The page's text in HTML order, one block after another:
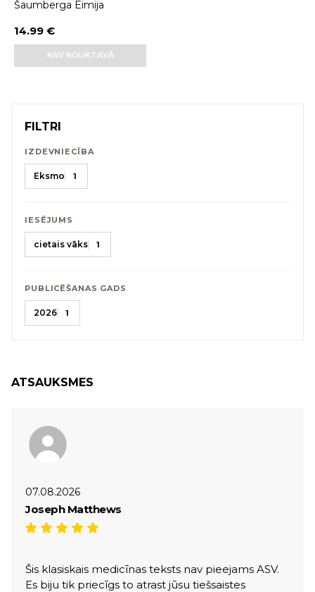
FILTRI
IZDEVNIECĪBA
Eksmo 1
IESĒJUMS
cietais vāks 1
PUBLICĒŠANAS GADS
2026 1
ATSAUKSMES
07.08.2026
Joseph Matthews
Šis klasiskais medicīnas teksts nav pieejams ASV.
Es biju tik priecīgs to atrast jūsu tiešsaistes
Šaumberga Eimija
14.99 €
NAV NOLIKTAVĀ